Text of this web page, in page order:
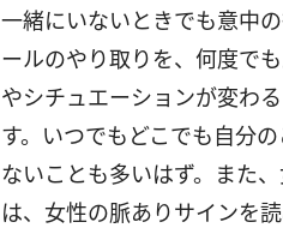
一緒にいないときでも意中
ールのやり取りを、何度で
やシチュエーションが変わ
す。いつでもどこでも自分
ないことも多いはず。また
は、女性の脈ありサインを